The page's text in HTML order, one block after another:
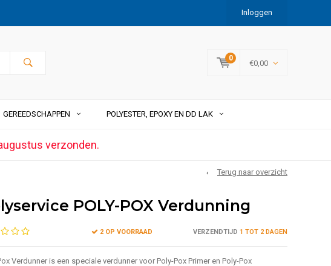
Inloggen
0
€0,00
GEREEDSCHAPPEN POLYESTER, EPOXY EN DD LAK
verzonden.
Terug naar overzicht
POLY-POX Verdunning
2 OP VOORRAAD VERZENDTIJD 1 TOT 2 DAGEN
Verdunner is een speciale verdunner voor Poly-Pox Primer en Poly-Pox